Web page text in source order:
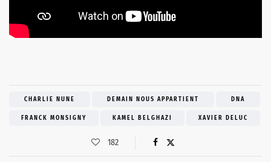
CHARLIE NUNE DEMAIN NOUS APPARTIENT DNA
FRANCK MONSIGNY KAMEL BELGHAZI XAVIER DELUC
182